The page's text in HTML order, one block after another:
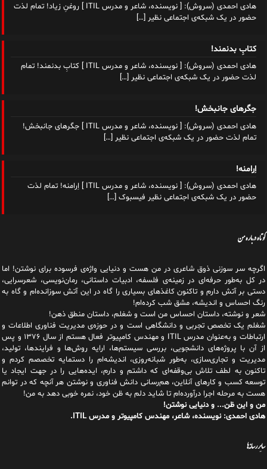
هادی احمدی (سروش): [ نویسنده، شاعر و مدرس ITIL ] روغنِ زیاد! تمام لذت
حضور در یک شبکه‌ی اجتماعی نظیر […]
کتابِ بدنمند!
هادی احمدی (سروش): [ نویسنده، شاعر و مدرس ITIL ] کتابِ بدنمند! تمام
لذت حضور در یک شبکه‌ی اجتماعی نظیر […]
جگرهای جانبخش!
هادی احمدی (سروش): [ نویسنده، شاعر و مدرس ITIL ] جگرهای جانبخش!
تمام لذت حضور در یک شبکه‌ی اجتماعی نظیر […]
اِرامنه!
هادی احمدی (سروش): [ نویسنده، شاعر و مدرس ITIL ] اِرامنه! تمام لذت
حضور در یک شبکه‌ی اجتماعی نظیر فیسبوک […]
کوتاه درباره من
اگرچه سر سوزنی ذوق شاعری در من هست و دنیایی واژه‌‌ی فرسوده برای نوشتن! اما
در کل به‌طور حرفه‌ای در زمینه‌ی فلسفه، ادبیات داستانی، رمان‌نویسی، شعرسرایی،
دستی بر آتش دارم و تاکنون کاغذهای بسیاری را گاه در این آتش سوزانده‌ام و گاه به
رنگ احساس و اندیشه، مشق شب کرده‌ام!
شعر و نوشته، داستان احساس من است و شغلم، داستان منطق ذهن!
شغلم یک تخصص تجربی و دانشگاهی است و در حوزه‌ی مدیریت فناوری اطلاعات و
ارتباطات و به‌عنوان مدرس ITIL و مهندس کامپیوتر فعال هستم از سال ۱۳۷۶ و پس
از آن با پروژه‌های دانشجویی، بررسی سیستم‌ها، ارایه روش‌ها و فرایندها، تولید،
مدیریت و تجاری‌سازی، به‌طور شبانه‌روزی، اندیشه‌ام را دستمایه تخصصم کردم و
تاکنون به لطف تلاش بی‌وقفه‌ای که داشتم و دارم، اید‌ه‌هایی را در جهت ایجاد یا
توسعه کسب و کارهای آنلاین، هم‌رسانی دانش فناوری و نوشتن هر آنچه که در توانم
هست به مرحله اجرا درآورده‌ام تا شاید دلم به ظن خود، نمره خوبی دهد به من!
من و این ظن... و دنیایی نوشتن!
هادی احمدی: نویسنده، شاعر، مهندس کامپیوتر و مدرس ITIL.
سایر رسانه‌ها